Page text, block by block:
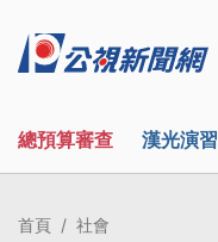
總預算審查 漢光演習
首頁 社會